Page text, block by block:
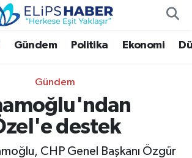
Gündem Politika Ekonomi
Gündem
destek
CHP Genel Başkanı Özgür
Durumu ve Fikstür